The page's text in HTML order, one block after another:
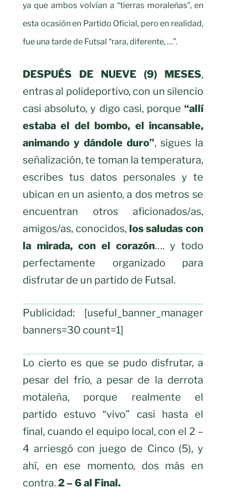
ya que ambos volvían a “tierras moraleñas”, en
esta ocasión en Partido Oficial, pero en realidad,
fue una tarde de Futsal “rara, diferente, …”.
DESPUÉS DE NUEVE (9) MESES,
entras al polideportivo, con un silencio
casi absoluto, y digo casi, porque “allí
estaba el del bombo, el incansable,
animando y dándole duro”, sigues la
señalización, te toman la temperatura,
escribes tus datos personales y te
ubican en un asiento, a dos metros se
encuentran otros aficionados/as,
amigos/as, conocidos, los saludas con
la mirada, con el corazón…. y todo
perfectamente organizado para
disfrutar de un partido de Futsal.
Publicidad: [useful_banner_manager
banners=30 count=1]
Lo cierto es que se pudo disfrutar, a
pesar del frío, a pesar de la derrota
motaleña, porque realmente el
partido estuvo “vivo” casi hasta el
final, cuando el equipo local, con el 2 –
4 arriesgó con juego de Cinco (5), y
ahí, en ese momento, dos más en
contra. 2 – 6 al Final.